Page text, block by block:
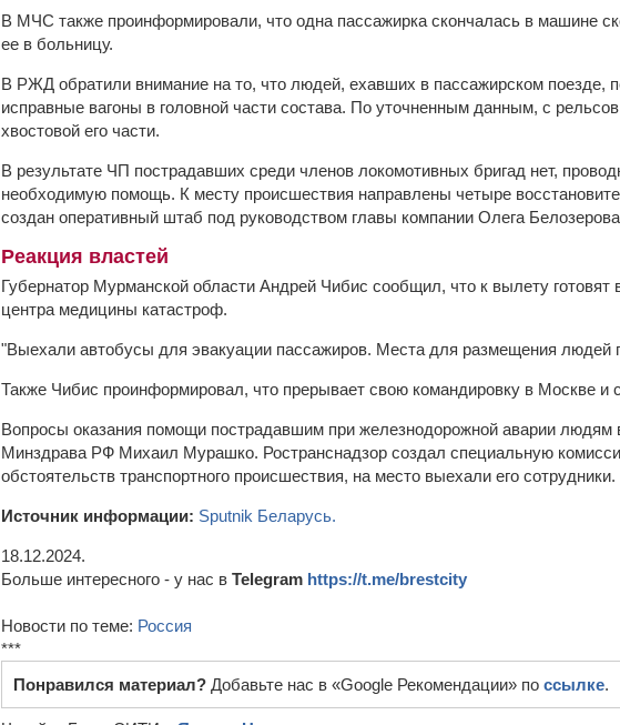
В МЧС также проинформировали, что одна пассажирка скончалась в машине
ее в больницу.
В РЖД обратили внимание на то, что людей, ехавших в пассажирском поезде,
исправные вагоны в головной части состава. По уточненным данным, с
хвостовой его части.
В результате ЧП пострадавших среди членов локомотивных бригад нет,
необходимую помощь. К месту происшествия направлены четыре
создан оперативный штаб под руководством главы компании Олега
Реакция властей
Губернатор Мурманской области Андрей Чибис сообщил, что к вылету готовят
центра медицины катастроф.
"Выехали автобусы для эвакуации пассажиров. Места для размещения людей
Также Чибис проинформировал, что прерывает свою командировку в Москве и
Вопросы оказания помощи пострадавшим при железнодорожной аварии людям
Минздрава РФ Михаил Мурашко. Ространснадзор создал специальную
обстоятельств транспортного происшествия, на место выехали его сотрудники.
Источник информации: Sputnik Беларусь.
18.12.2024.
Больше интересного - у нас в Telegram https://t.me/brestcity
Новости по теме: Россия
***
Понравился материал? Добавьте нас в «Google Рекомендации» по ссылке.